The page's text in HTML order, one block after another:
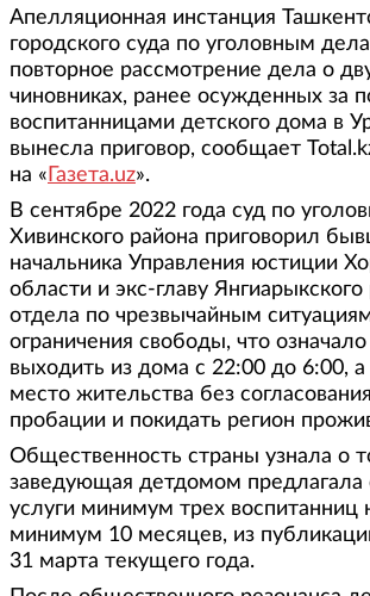
Апелляционная инстанция
городского суда по уголовным
повторное рассмотрение дела о
чиновниках, ранее осужденных за
воспитанницами детского дома в
вынесла приговор, сообщает
на « Газета.uz».
В сентябре 2022 года суд по
Хивинского района приговорил
начальника Управления юстиции
области и экс-главу Янгиарыкского
отдела по чрезвычайным
ограничения свободы, что
выходить из дома с 22:00 до 6:00,
место жительства без
пробации и покидать регион
Общественность страны узнала о
заведующая детдомом предлагала
услуги минимум трех воспитанниц
минимум 10 месяцев, из
31 марта текущего года.